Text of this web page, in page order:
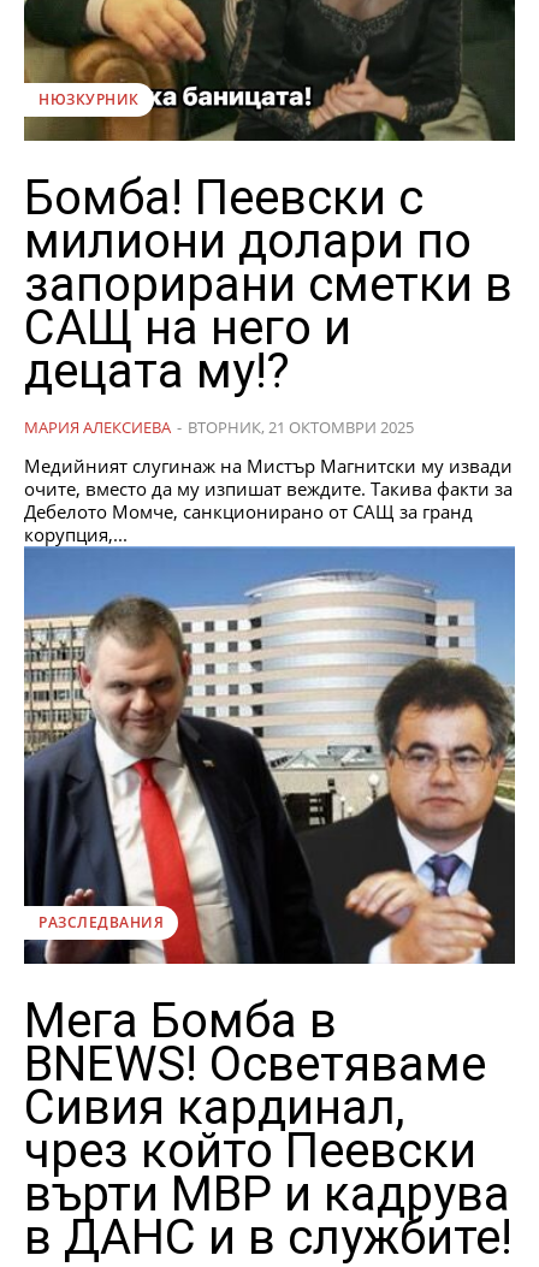
НЮЗКУРНИК
Бомба! Пеевски с
милиони долари по
запорирани сметки в
САЩ на него и
децата му!?
МАРИЯ АЛЕКСИЕВА - ВТОРНИК, 21 ОКТОМВРИ 2025
Медийният слугинаж на Мистър Магнитски му извади
очите, вместо да му изпишат веждите. Такива факти за
Дебелото Момче, санкционирано от САЩ за гранд
корупция,...
РАЗСЛЕДВАНИЯ
Мега Бомба в
BNEWS! Осветяваме
Сивия кардинал,
чрез който Пеевски
върти МВР и кадрува
в ДАНС и в службите!